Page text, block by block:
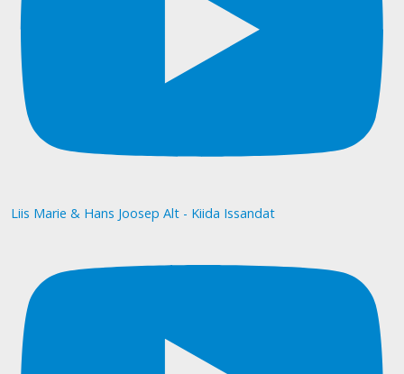
Liis Marie & Hans Joosep Alt - Kiida Issandat